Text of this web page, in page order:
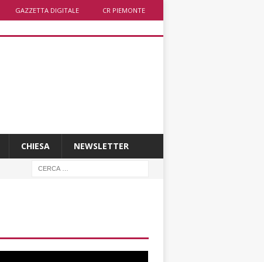
GAZZETTA DIGITALE CR PIEMONTE
CHIESA NEWSLETTER